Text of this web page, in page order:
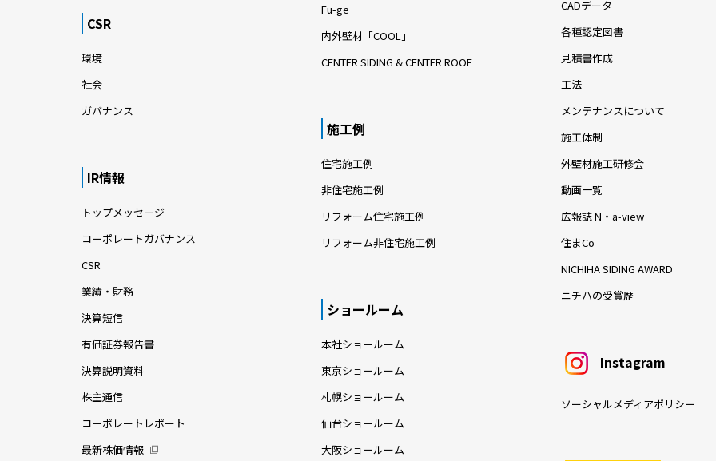
CSR
環境
社会
ガバナンス
IR情報
トップメッセージ
コーポレートガバナンス
CSR
業績・財務
決算短信
有価証券報告書
決算説明資料
株主通信
コーポレートレポート
最新株価情報
Fu-ge
内外壁材「COOL」
CENTER SIDING & CENTER ROOF
施工例
住宅施工例
非住宅施工例
リフォーム住宅施工例
リフォーム非住宅施工例
ショールーム
本社ショールーム
東京ショールーム
札幌ショールーム
仙台ショールーム
大阪ショールーム
CADデータ
各種認定図書
見積書作成
工法
メンテナンスについて
施工体制
外壁材施工研修会
動画一覧
広報誌 N・a-view
住まCo
NICHIHA SIDING AWARD
ニチハの受賞歴
Instagram
ソーシャルメディアポリシー